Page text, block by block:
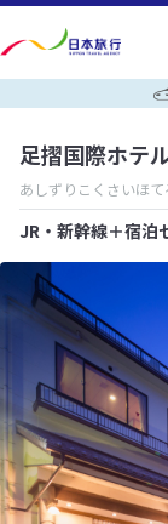
足摺国際ホテ
あしずりこくさいほて
JR・新幹線＋宿泊